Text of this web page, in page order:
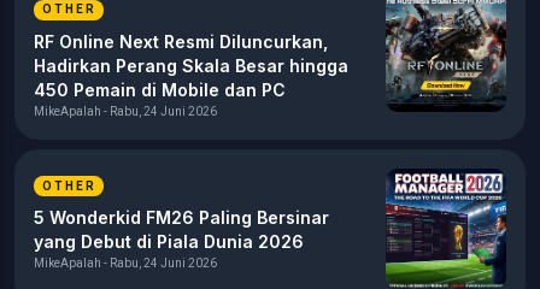
OTHER
RF Online Next Resmi Diluncurkan,
Hadirkan Perang Skala Besar hingga
450 Pemain di Mobile dan PC
MikeApalah - Rabu, 24 Juni 2026
OTHER
5 Wonderkid FM26 Paling Bersinar
yang Debut di Piala Dunia 2026
MikeApalah - Rabu, 24 Juni 2026